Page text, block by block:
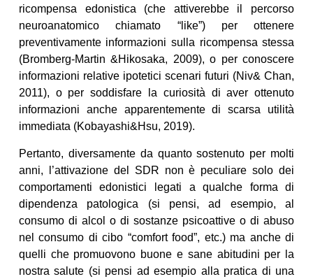
ricompensa edonistica (che attiverebbe il percorso
neuroanatomico chiamato “like”) per ottenere
preventivamente informazioni sulla ricompensa stessa
(Bromberg-Martin &Hikosaka, 2009), o per conoscere
informazioni relative ipotetici scenari futuri (Niv& Chan,
2011), o per soddisfare la curiosità di aver ottenuto
informazioni anche apparentemente di scarsa utilità
immediata (Kobayashi&Hsu, 2019).
Pertanto, diversamente da quanto sostenuto per molti
anni, l’attivazione del SDR non è peculiare solo dei
comportamenti edonistici legati a qualche forma di
dipendenza patologica (si pensi, ad esempio, al
consumo di alcol o di sostanze psicoattive o di abuso
nel consumo di cibo “comfort food”, etc.) ma anche di
quelli che promuovono buone e sane abitudini per la
nostra salute (si pensi ad esempio alla pratica di una